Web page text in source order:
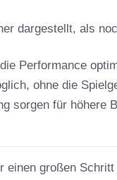
dargestellt, als
Performance
ohne die
sorgen für höhere
einen großen